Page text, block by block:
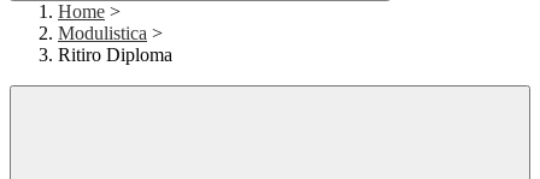
Home >
Modulistica >
Ritiro Diploma